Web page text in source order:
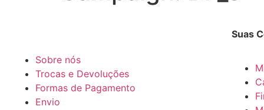
Sobre nós
Trocas e Devoluções
Formas de Pagamento
Envio
Suas